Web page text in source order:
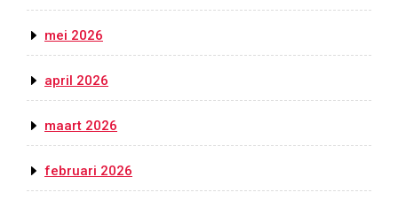
mei 2026
april 2026
maart 2026
februari 2026